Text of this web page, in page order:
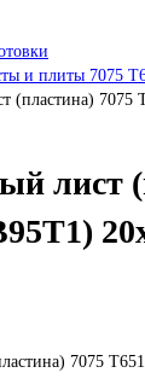
и плиты 7075
(пластина) 7075
лист